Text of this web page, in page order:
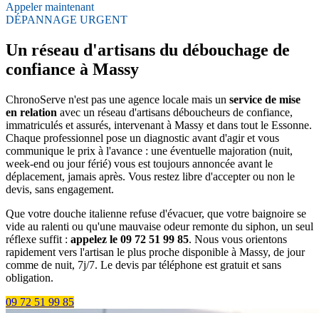
Appeler maintenant
DÉPANNAGE URGENT
Un réseau d'artisans du débouchage de
confiance à Massy
ChronoServe n'est pas une agence locale mais un service de mise
en relation avec un réseau d'artisans déboucheurs de confiance,
immatriculés et assurés, intervenant à Massy et dans tout le Essonne.
Chaque professionnel pose un diagnostic avant d'agir et vous
communique le prix à l'avance : une éventuelle majoration (nuit,
week-end ou jour férié) vous est toujours annoncée avant le
déplacement, jamais après. Vous restez libre d'accepter ou non le
devis, sans engagement.
Que votre douche italienne refuse d'évacuer, que votre baignoire se
vide au ralenti ou qu'une mauvaise odeur remonte du siphon, un seul
réflexe suffit : appelez le 09 72 51 99 85. Nous vous orientons
rapidement vers l'artisan le plus proche disponible à Massy, de jour
comme de nuit, 7j/7. Le devis par téléphone est gratuit et sans
obligation.
09 72 51 99 85